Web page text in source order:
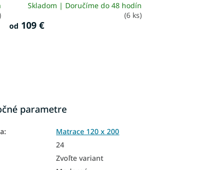
Skladom | Doručíme do 48 hodín
(6 ks)
od 109 €
parametre
:
Matrace 120 x 200
24
Zvoľte variant